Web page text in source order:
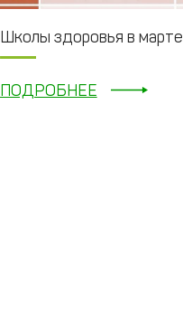
Школы здоровья в марте
ПОДРОБНЕЕ